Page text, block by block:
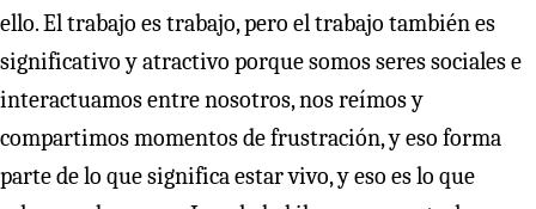
ello. El trabajo es trabajo, pero el trabajo también es
significativo y atractivo porque somos seres sociales e
interactuamos entre nosotros, nos reímos y
compartimos momentos de frustración, y eso forma
parte de lo que significa estar vivo, y eso es lo que